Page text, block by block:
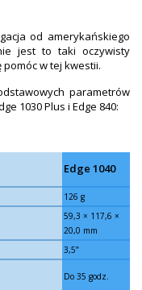
od amerykańskiego
jest to taki oczywisty
w tej kwestii.
parametrów
1030 Plus i Edge 840:
Edge 1040
126 g
59,3 × 117,6 ×
20,0 mm
3,5”
Do 35 godz.